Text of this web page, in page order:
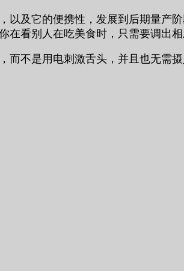
以及它的便携性，发展到后期量产
在看别人在吃美食时，只需要调出
而不是用电刺激舌头，并且也无需